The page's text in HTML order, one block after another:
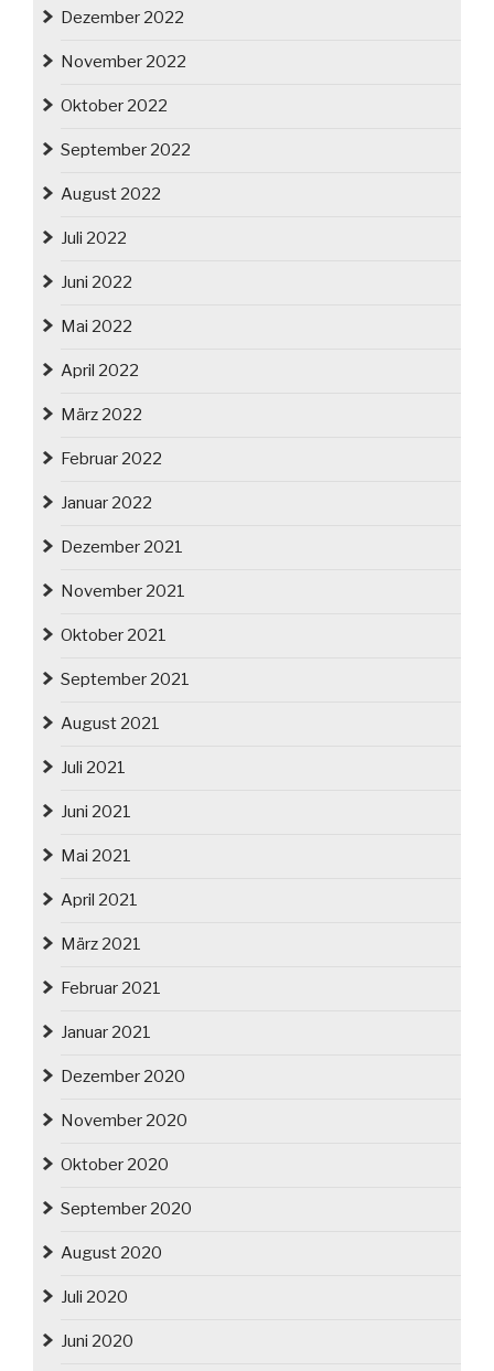
Dezember 2022
November 2022
Oktober 2022
September 2022
August 2022
Juli 2022
Juni 2022
Mai 2022
April 2022
März 2022
Februar 2022
Januar 2022
Dezember 2021
November 2021
Oktober 2021
September 2021
August 2021
Juli 2021
Juni 2021
Mai 2021
April 2021
März 2021
Februar 2021
Januar 2021
Dezember 2020
November 2020
Oktober 2020
September 2020
August 2020
Juli 2020
Juni 2020